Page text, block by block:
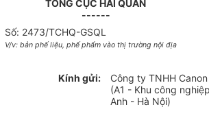
TỔNG CỤC HẢI QUAN
------
Số: 2473/TCHQ-GSQL
V/v: bản phế liệu, phế phẩm vào thị trường nội địa
Kính gửi:
Công ty TNHH
(A1 - Khu công
Anh - Hà Nội)